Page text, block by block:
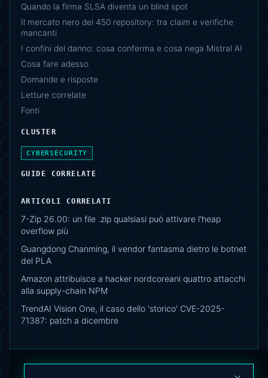
Quando la firma SLSA diventa un blind spot
Il mercato nero dei 450 repository: tra claim e verifiche
mancanti
I confini del danno: cosa conferma e cosa nega Mistral AI
Cosa fare adesso
Domande e risposte
Letture correlate
Fonti
CLUSTER
CYBERSECURITY
GUIDE CORRELATE
ARTICOLI CORRELATI
7-Zip 26.00: un file .zip qualsiasi può attivare l'heap
overflow più
Guangdong Chanming, il vendor fantasma dietro le botnet
del PLA
Amazon attribuisce a hacker nordcoreani quattro attacchi
alla supply-chain NPM
TrendAI Vision One, il caso dello 'storico' CVE-2025-
71387: patch a dicembre